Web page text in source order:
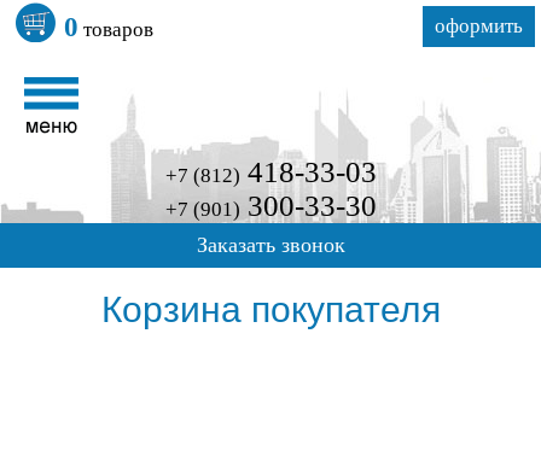
0 товаров оформить
+7 (812) 418-33-03
+7 (901) 300-33-30
Заказать звонок
Корзина покупателя